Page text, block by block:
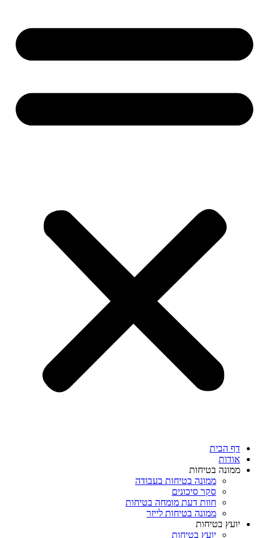
דף הבית
אודות
ממונה בטיחות
ממונה בטיחות בעבודה
סקר סיכונים
חוות דעת מומחה בטיחות
ממונה בטיחות לייזר
יועץ בטיחות
יועץ בטיחות